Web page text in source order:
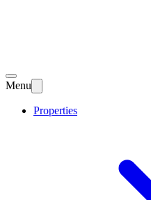
Menu
Properties